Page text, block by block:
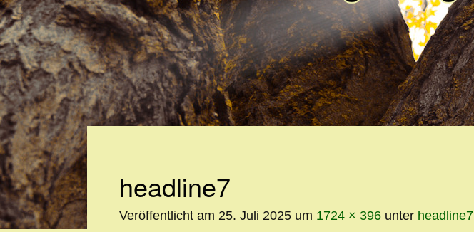
headline7
Veröffentlicht am 25. Juli 2025 um 1724 × 396 unter headline7